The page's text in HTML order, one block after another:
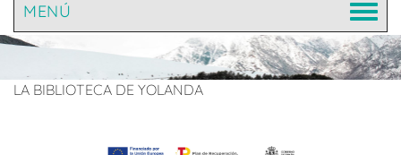
MENÚ
LA BIBLIOTECA DE YOLANDA